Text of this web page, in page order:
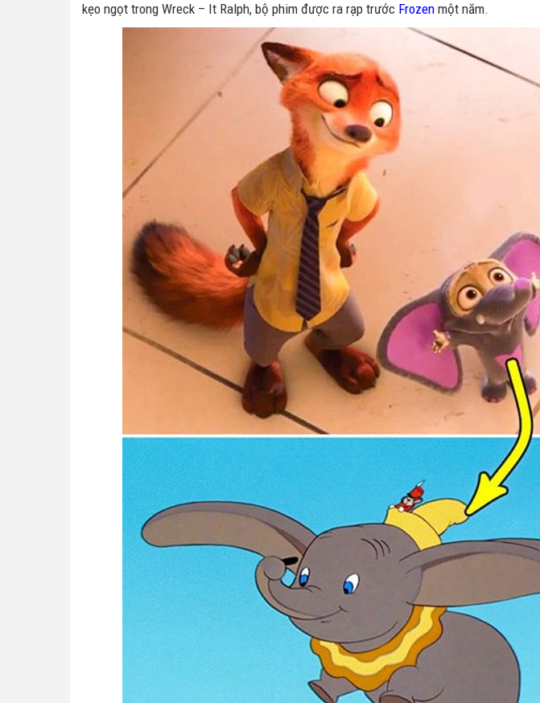
kẹo ngọt trong Wreck – It Ralph, bộ phim được ra rạp trước Frozen một năm.